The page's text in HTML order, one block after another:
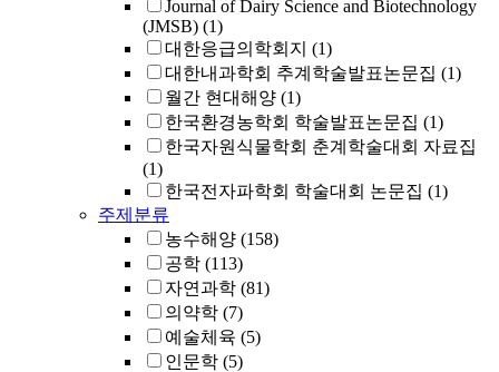
Journal of Dairy Science and Biotechnology
(JMSB) (1)
대한응급의학회지 (1)
대한내과학회 추계학술발표논문집 (1)
월간 현대해양 (1)
한국환경농학회 학술발표논문집 (1)
한국자원식물학회 춘계학술대회 자료집
(1)
한국전자파학회 학술대회 논문집 (1)
주제분류
농수해양 (158)
공학 (113)
자연과학 (81)
의약학 (7)
예술체육 (5)
인문학 (5)